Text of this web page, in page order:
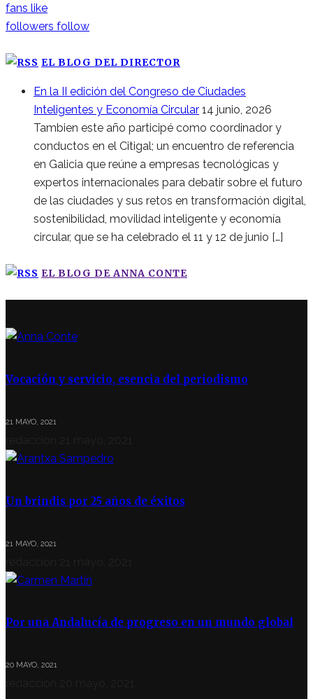
fans like
followers follow
EL BLOG DEL DIRECTOR
En la II edición del Congreso de Ciudades
Inteligentes y Economía Circular 14 junio, 2026
Tambien este año participé como coordinador y
conductos en el Citigal; un encuentro de referencia
en Galicia que reúne a empresas tecnológicas y
expertos internacionales para debatir sobre el futuro
de las ciudades y sus retos en transformación digital,
sostenibilidad, movilidad inteligente y economía
circular, que se ha celebrado el 11 y 12 de junio […]
EL BLOG DE ANNA CONTE
Vocación y servicio, esencia del periodismo
21 MAYO, 2021
Un brindis por 25 años de éxitos
21 MAYO, 2021
Por una Andalucía de progreso en un mundo global
20 MAYO, 2021